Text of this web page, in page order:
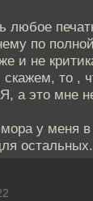
любое
по
и не
скажем, то ,
это мне не
у меня в
остальных.